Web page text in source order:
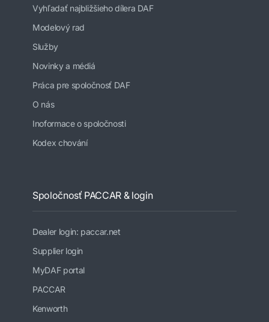
Vyhľadať najbližšieho dílera DAF
Modelový rad
Služby
Novinky a médiá
Práca pre spoločnosť DAF
O nás
Inoformace o spoločnosti
Kodex chování
Spoločnosť PACCAR & login
Dealer login: paccar.net
Supplier login
MyDAF portal
PACCAR
Kenworth